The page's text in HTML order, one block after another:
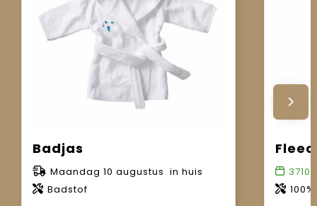
Badjas
Maandag 10 augustus in huis
Badstof
3710